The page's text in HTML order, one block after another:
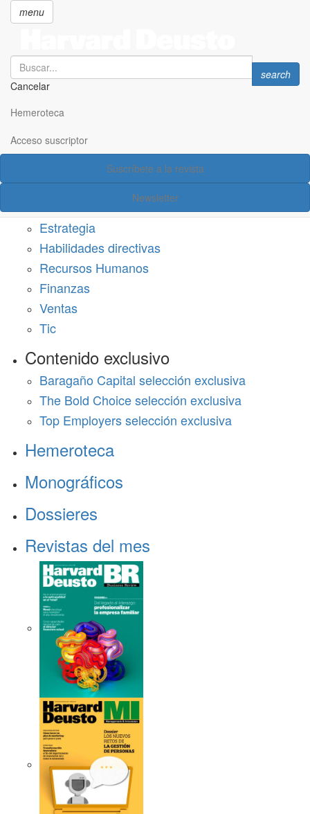
principal
menu
Search
Cancelar
Search
search
Hemeroteca
Acceso suscriptor
Suscríbete a la revista
Newsletter
Acceso suscriptor
Estrategia
Habilidades directivas
Recursos Humanos
Finanzas
Ventas
Tic
Contenido exclusivo
Baragaño Capital selección exclusiva
The Bold Choice selección exclusiva
Top Employers selección exclusiva
Hemeroteca
Monográficos
Dossieres
Revistas del mes